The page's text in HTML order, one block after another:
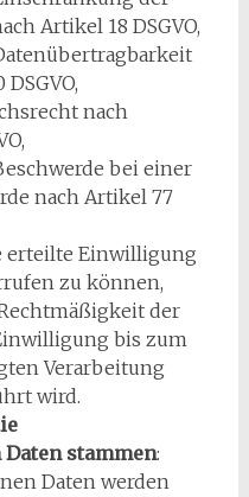
Artikel 18 DSGVO,
nach
bei einer
nach Artikel 77
erteilte Einwilligung
zu können,
der
bis zum
Verarbeitung
wird.
stammen:
Daten werden